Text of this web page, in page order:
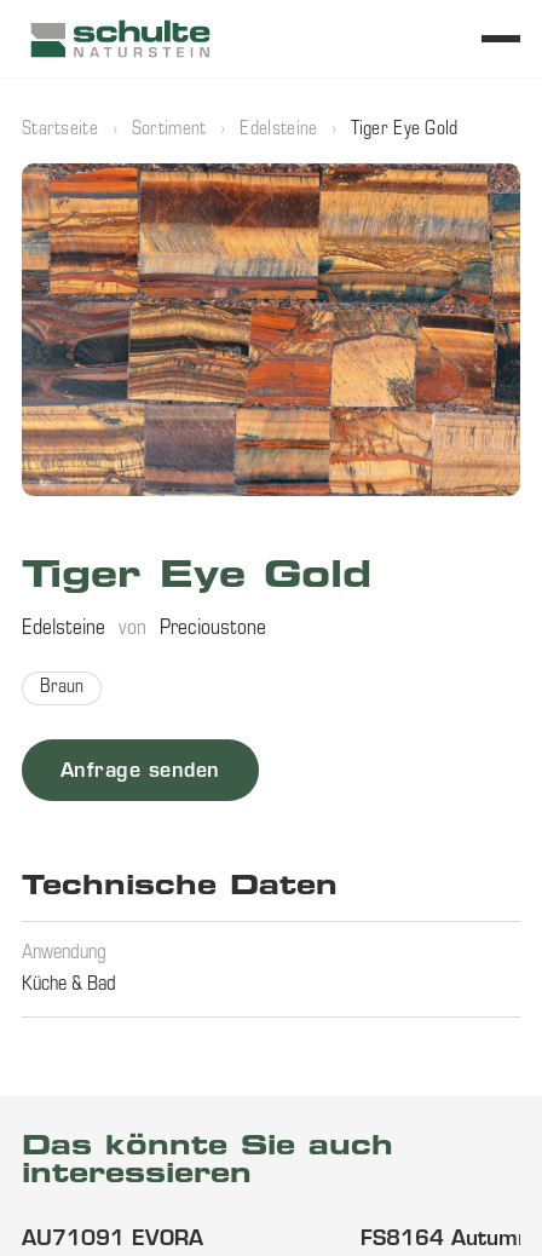
Startseite › Sortiment › Edelsteine › Tiger Eye Gold
Tiger Eye Gold
Edelsteine von Precioustone
Braun
Anfrage senden
Technische Daten
Anwendung
Küche & Bad
Das könnte Sie auch
interessieren
AU71091 EVORA FS8164 Autumn